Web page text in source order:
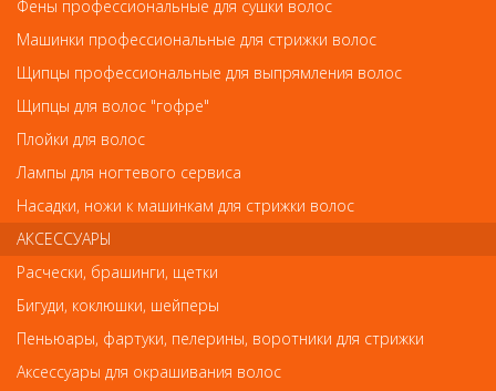
1230
1884 li+pro, li+pro 2
MOSER HAIR CLIPPER OPAL 1170-0250
(все машинки с ножевым блоком 45-46 мм)
1870 belissima, bellina
1885 motion
OSTER:
616
97
606(для работы требуется подпилить угол под ручку машинки)
916-31 PILOT
OSTER C200
-Yaguar CM2000
- Wella
- Andis (с ножевым блоком 45-46 мм)
Фены профессиональные для сушки волос
Машинки профессиональные для стрижки волос
Щипцы профессиональные для выпрямления волос
Щипцы для волос "гофре"
Плойки для волос
Лампы для ногтевого сервиса
Насадки, ножи к машинкам для стрижки волос
АКСЕССУАРЫ
Расчески, брашинги, щетки
Бигуди, коклюшки, шейперы
Пеньюары, фартуки, пелерины, воротники для стрижки
Аксессуары для окрашивания волос